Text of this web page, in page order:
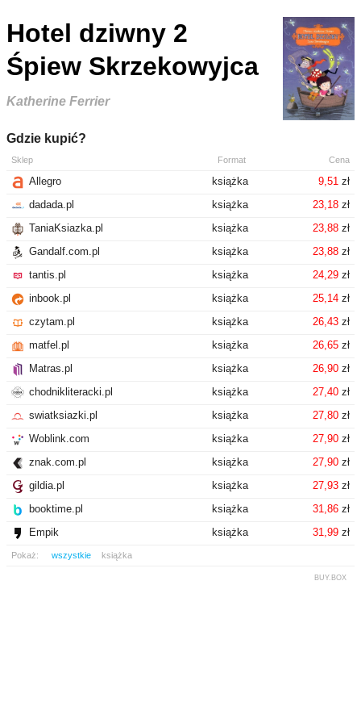
Hotel dziwny 2
Śpiew Skrzekowyjca
Katherine Ferrier
Gdzie kupić?
Sklep Format Cena
Allegro książka 9,51 zł
dadada.pl
książka 23,18 zł
TaniaKsiazka.pl
książka 23,88 zł
Gandalf.com.pl
książka 23,88 zł
tantis.pl
książka 24,29 zł
inbook.pl
książka 25,14 zł
czytam.pl
książka 26,43 zł
matfel.pl
książka 26,65 zł
Matras.pl
książka 26,90 zł
chodnikliteracki.pl
książka 27,40 zł
swiatksiazki.pl
książka 27,80 zł
Woblink.com
książka 27,90 zł
znak.com.pl
książka 27,90 zł
gildia.pl
książka 27,93 zł
booktime.pl
książka 31,86 zł
Empik
książka 31,99 zł
Pokaż: wszystkie książka
BUY.BOX